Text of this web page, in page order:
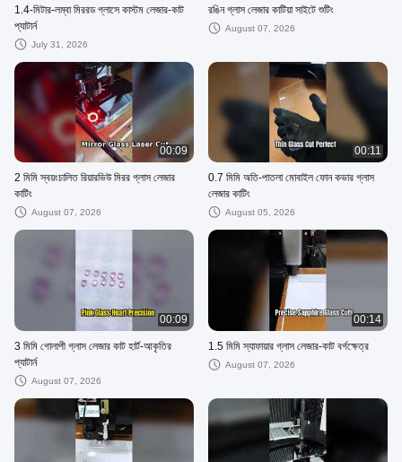
1.4-মিটার-লম্বা মিররড গ্লাসে কাস্টম লেজার-কাট
প্যাটার্ন
July 31, 2026
রঙিন গ্লাস লেজার কাটিয়া সাইটে শুটিং
August 07, 2026
00:09
2 মিমি স্বয়ংচালিত রিয়ারভিউ মিরর গ্লাস লেজার
কাটিং
August 07, 2026
00:11
0.7 মিমি অতি-পাতলা মোবাইল ফোন কভার গ্লাস
লেজার কাটিং
August 05, 2026
00:09
3 মিমি গোলাপী গ্লাস লেজার কাট হার্ট-আকৃতির
প্যাটার্ন
August 07, 2026
00:14
1.5 মিমি স্যাফায়ার গ্লাস লেজার-কাট বর্গক্ষেত্র
August 07, 2026